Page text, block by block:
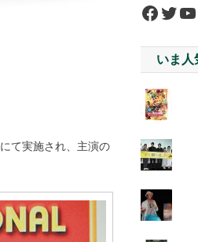
て実施され、主演の
いま人